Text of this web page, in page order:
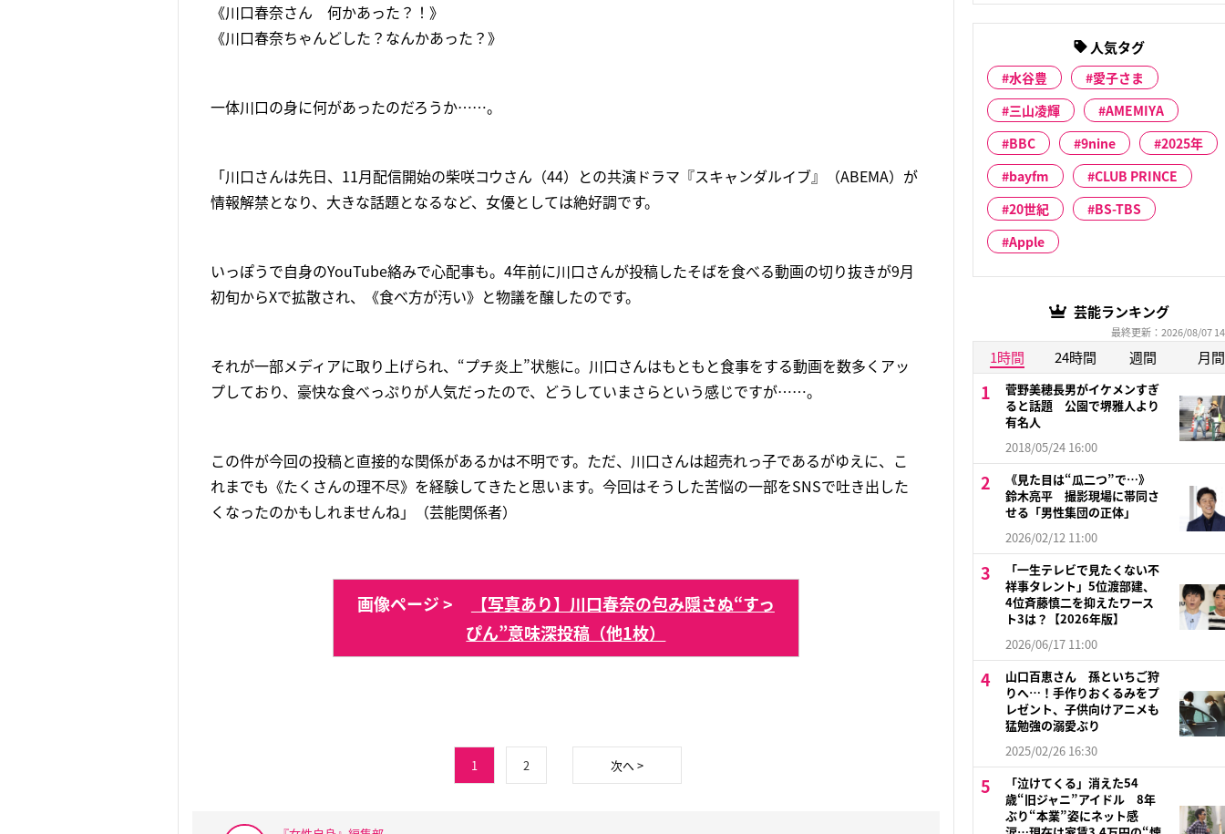
《川口春奈さん 何かあった？！》
《川口春奈ちゃんどした？なんかあった？》
一体川口の身に何があったのだろうか……。
「川口さんは先日、11月配信開始の柴咲コウさん（44）との共演ドラマ『スキャンダルイブ』（ABEMA）が
情報解禁となり、大きな話題となるなど、女優としては絶好調です。
いっぽうで自身のYouTube絡みで心配事も。4年前に川口さんが投稿したそばを食べる動画の切り抜きが9月
初旬からXで拡散され、《食べ方が汚い》と物議を醸したのです。
それが一部メディアに取り上げられ、“プチ炎上”状態に。川口さんはもともと食事をする動画を数多くアッ
プしており、豪快な食べっぷりが人気だったので、どうしていまさらという感じですが……。
この件が今回の投稿と直接的な関係があるかは不明です。ただ、川口さんは超売れっ子であるがゆえに、こ
れまでも《たくさんの理不尽》を経験してきたと思います。今回はそうした苦悩の一部をSNSで吐き出した
くなったのかもしれませんね」（芸能関係者）
画像ページ >
【写真あり】川口春奈の包み隠さぬ“すっ
ぴん”意味深投稿（他1枚）
1 2 次へ >
人気タグ
水谷豊
愛子さま
三山凌輝
AMEMIYA
BBC
9nine
2025年
bayfm
CLUB PRINCE
20世紀
BS-TBS
Apple
芸能ランキング
最終更新：2026/08/07
1時間 24時間 週間 月間
菅野美穂長男がイケメンすぎ
ると話題 公園で堺雅人より
有名人
2018/05/24 16:00
《見た目は“瓜二つ”で…》
鈴木亮平 撮影現場に帯同さ
せる「男性集団の正体」
2026/02/12 11:00
「一生テレビで見たくない不
祥事タレント」5位渡部建、
4位斉藤慎二を抑えたワース
ト3は？【2026年版】
2026/06/17 11:00
山口百恵さん 孫といちご狩
りへ…！手作りおくるみをプ
レゼント、子供向けアニメも
猛勉強の溺愛ぶり
2025/02/26 16:30
「泣けてくる」消えた54
歳“旧ジャニ”アイドル 8年
ぶり“本業”姿にネット感